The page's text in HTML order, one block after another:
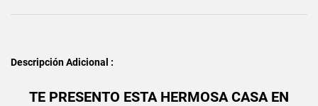
Descripción Adicional :
TE PRESENTO ESTA HERMOSA CASA EN